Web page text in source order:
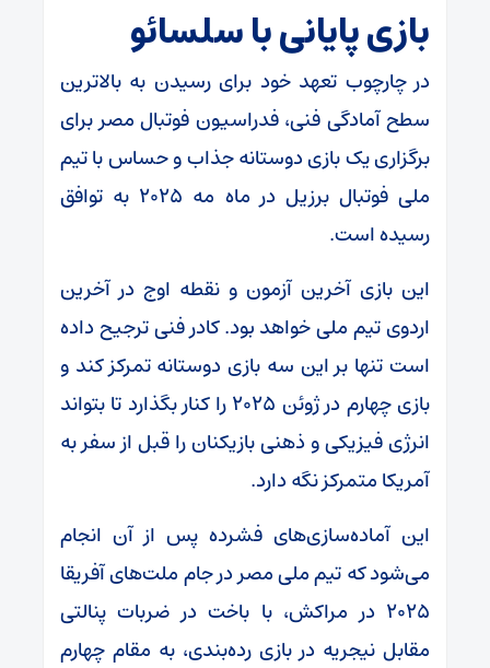
بازی پایانی با سلسائو
در چارچوب تعهد خود برای رسیدن به بالاترین
سطح آمادگی فنی، فدراسیون فوتبال مصر برای
برگزاری یک بازی دوستانه جذاب و حساس با تیم
ملی فوتبال برزیل در ماه مه ۲۰۲۵ به توافق
رسیده است.
این بازی آخرین آزمون و نقطه اوج در آخرین
اردوی تیم ملی خواهد بود. کادر فنی ترجیح داده
است تنها بر این سه بازی دوستانه تمرکز کند و
بازی چهارم در ژوئن ۲۰۲۵ را کنار بگذارد تا بتواند
انرژی فیزیکی و ذهنی بازیکنان را قبل از سفر به
آمریکا متمرکز نگه دارد.
این آماده‌سازی‌های فشرده پس از آن انجام
می‌شود که تیم ملی مصر در جام ملت‌های آفریقا
۲۰۲۵ در مراکش، با باخت در ضربات پنالتی
مقابل نیجریه در بازی رده‌بندی، به مقام چهارم